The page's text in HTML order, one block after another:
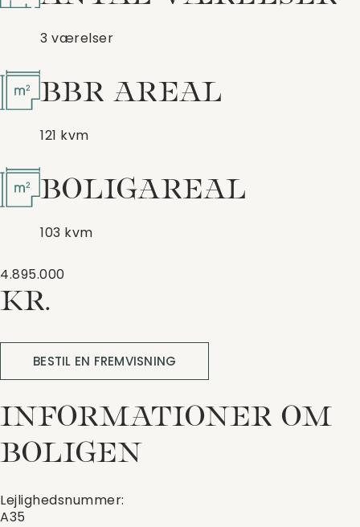
3 værelser
BBR AREAL
121 kvm
BOLIGAREAL
103 kvm
4.895.000
KR.
BESTIL EN FREMVISNING
INFORMATIONER OM
BOLIGEN
Lejlighedsnummer:
A35